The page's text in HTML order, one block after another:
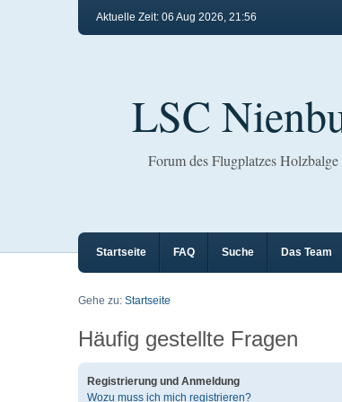
Aktuelle Zeit: 06 Aug 2026, 21:56
LSC
Forum des Flugplatzes Holzbalge
Startseite FAQ Suche Das Team
Gehe zu: Startseite
Häufig gestellte Fragen
Registrierung und Anmeldung
Wozu muss ich mich registrieren?